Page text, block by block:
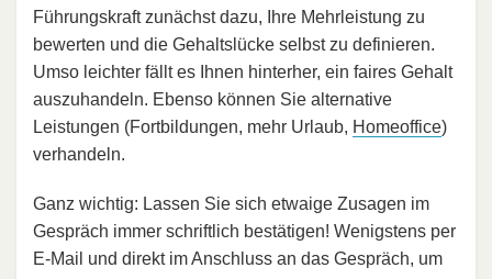
Führungskraft zunächst dazu, Ihre Mehrleistung zu
bewerten und die Gehaltslücke selbst zu definieren.
Umso leichter fällt es Ihnen hinterher, ein faires Gehalt
auszuhandeln. Ebenso können Sie alternative
Leistungen (Fortbildungen, mehr Urlaub, Homeoffice)
verhandeln.
Ganz wichtig: Lassen Sie sich etwaige Zusagen im
Gespräch immer schriftlich bestätigen! Wenigstens per
E-Mail und direkt im Anschluss an das Gespräch, um